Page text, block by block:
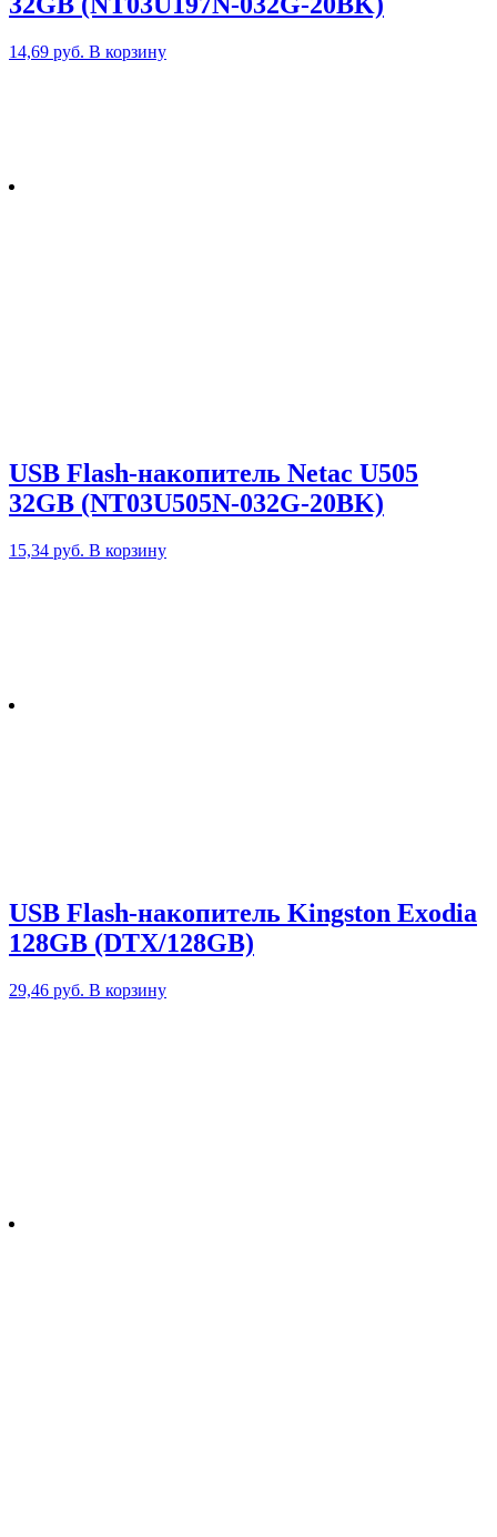
14,69 руб. В корзину
USB Flash-накопитель Netac U505
32GB (NT03U505N-032G-20BK)
15,34 руб. В корзину
USB Flash-накопитель Kingston Exodia
128GB (DTX/128GB)
29,46 руб. В корзину